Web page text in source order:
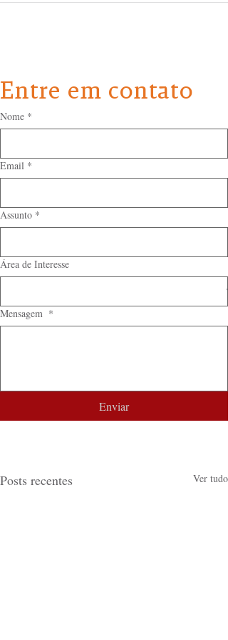
Entre em contato
Nome *
Email *
Assunto *
Área de Interesse
Mensagem *
Enviar
Posts recentes Ver tudo